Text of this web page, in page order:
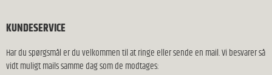
KUNDESERVICE
Har du spørgsmål er du velkommen til at ringe eller sende en mail. Vi besvarer så
vidt muligt mails samme dag som de modtages: